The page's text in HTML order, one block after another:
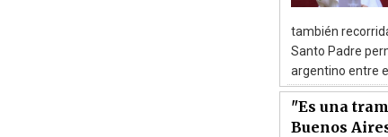
también
Santo Padre
argentino entre
"Es una
Buenos